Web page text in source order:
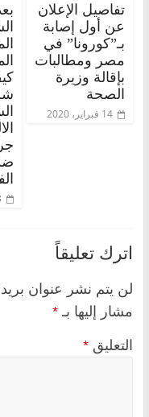
تفاصيل الإعلان
عن أول إصابة
بـ”كورونا” في
مصر ومطالبات
بإقالة وزيرة
الصحة
14 فبراير، 2020
8
اترك تعليقاً
لن يتم نشر عنوان
مشار إليها بـ *
التعليق *